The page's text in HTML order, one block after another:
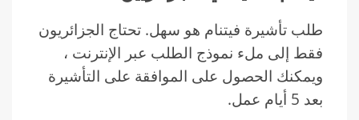
طلب تأشيرة فيتنام هو سهل. تحتاج الجزائريون
فقط إلى ملء نموذج الطلب عبر الإنترنت ،
ويمكنك الحصول على الموافقة على التأشيرة
بعد 5 أيام عمل.